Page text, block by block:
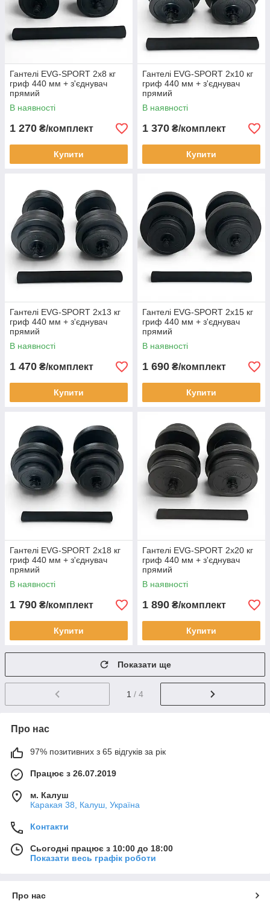
Гантелі EVG-SPORT 2х8 кг
гриф 440 мм + з'єднувач
прямий
В наявності
1 270 ₴/комплект
Купити
Гантелі EVG-SPORT 2х10 кг
гриф 440 мм + з'єднувач
прямий
В наявності
1 370 ₴/комплект
Купити
Гантелі EVG-SPORT 2х13 кг
гриф 440 мм + з'єднувач
прямий
В наявності
1 470 ₴/комплект
Купити
Гантелі EVG-SPORT 2х15 кг
гриф 440 мм + з'єднувач
прямий
В наявності
1 690 ₴/комплект
Купити
Гантелі EVG-SPORT 2х18 кг
гриф 440 мм + з'єднувач
прямий
В наявності
1 790 ₴/комплект
Купити
Гантелі EVG-SPORT 2х20 кг
гриф 440 мм + з'єднувач
прямий
В наявності
1 890 ₴/комплект
Купити
Показати ще
1 / 4
Про нас
97% позитивних з 65 відгуків за рік
Працює з 26.07.2019
м. Калуш
Каракая 38, Калуш, Україна
Контакти
Сьогодні працює з 10:00 до 18:00
Показати весь графік роботи
Про нас